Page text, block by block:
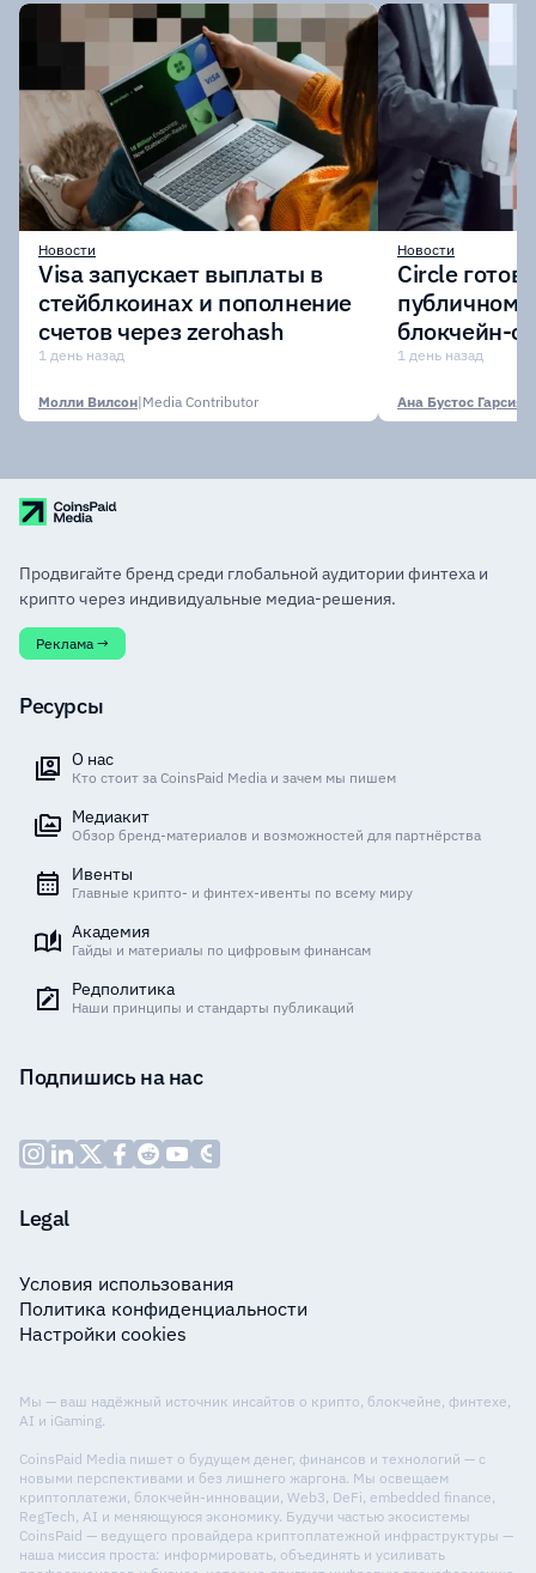
Новости
Visa запускает выплаты в
стейблкоинах и пополнение
счетов через zerohash
1 день назад
Молли Вилсон|Media Contributor
Новости
Circle
публичному
блокчейн-
участии
1 день назад
Ана Бустос Гарсия
Продвигайте бренд среди глобальной аудитории финтеха и
крипто через индивидуальные медиа-решения.
Реклама →
Ресурсы
О нас
Кто стоит за CoinsPaid Media и зачем мы пишем
Медиакит
Обзор бренд-материалов и возможностей для партнёрства
Ивенты
Главные крипто- и финтех-ивенты по всему миру
Академия
Гайды и материалы по цифровым финансам
Редполитика
Наши принципы и стандарты публикаций
Подпишись на нас
Legal
Условия использования
Политика конфиденциальности
Настройки cookies
Мы — ваш надёжный источник инсайтов о крипто, блокчейне, финтехе,
AI и iGaming.
CoinsPaid Media пишет о будущем денег, финансов и технологий — с
новыми перспективами и без лишнего жаргона. Мы освещаем
криптоплатежи, блокчейн-инновации, Web3, DeFi, embedded finance,
RegTech, AI и меняющуюся экономику. Будучи частью экосистемы
CoinsPaid — ведущего провайдера криптоплатежной инфраструктуры —
наша миссия проста: информировать, объединять и усиливать